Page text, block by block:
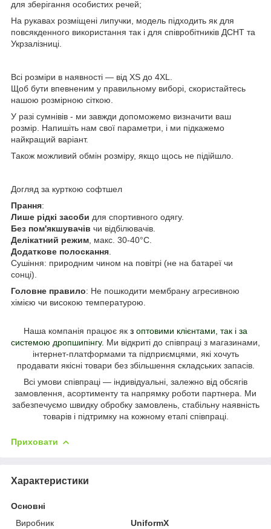
для зберігання особистих речей;
На рукавах розміщені липучки, модель підходить як для
повсякденного використання так і для співробітників ДСНТ та
Укрзалізниці.
Всі розміри в наявності — від XS до 4XL.
Щоб бути впевненим у правильному виборі, скористайтесь
нашою розмірною сіткою
У разі сумнівів - ми завжди допоможемо визначити ваш
розмір . Напишіть нам свої параметри, і ми підкажемо
найкращий варіант.
Також можливий обмін розміру, якщо щось не підійшло.
Догляд за курткою софтшел
Прання:
Лише рідкі засоби для спортивного одягу.
Без пом'якшувачів чи відбілювачів.
Делікатний режим , макс. 30-40°C.
Додаткове полоскання
Сушіння: природним чином на повітрі (не на батареї чи
сонці).
Головне правило: Не пошкодити мембрану агресивною
хімією чи високою температурою.
Наша компанія працює як з оптовими клієнтами, так і за
системою дропшипінгу. Ми відкриті до співпраці з магазинами,
інтернет-платформами та підприємцями, які хочуть
продавати якісні товари без збільшення складських запасів.
Всі умови співпраці — індивідуальні, залежно від обсягів
замовлення, асортименту та напрямку роботи партнера. Ми
забезпечуємо швидку обробку замовлень, стабільну наявність
товарів і підтримку на кожному етапі співпраці.
Приховати
Характеристики
Основні
Виробник
UniformX